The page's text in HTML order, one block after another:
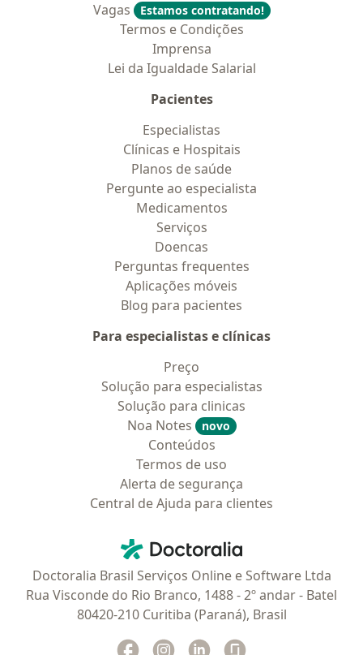
Vagas
Estamos contratando!
Termos e Condições
Imprensa
Lei da Igualdade Salarial
Pacientes
Especialistas
Clínicas e Hospitais
Planos de saúde
Pergunte ao especialista
Medicamentos
Serviços
Doencas
Perguntas frequentes
Aplicações móveis
Blog para pacientes
Para especialistas e clínicas
Preço
Solução para especialistas
Solução para clinicas
Noa Notes
novo
Conteúdos
Termos de uso
Alerta de segurança
Central de Ajuda para clientes
Doctoralia - Homepage
Doctoralia Brasil Serviços Online e Software Ltda
Rua Visconde do Rio Branco, 1488 - 2º andar - Batel
80420-210 Curitiba (Paraná), Brasil
Facebook
abre num novo separador
Instagram
abre num novo separador
Linkedin
abre num novo